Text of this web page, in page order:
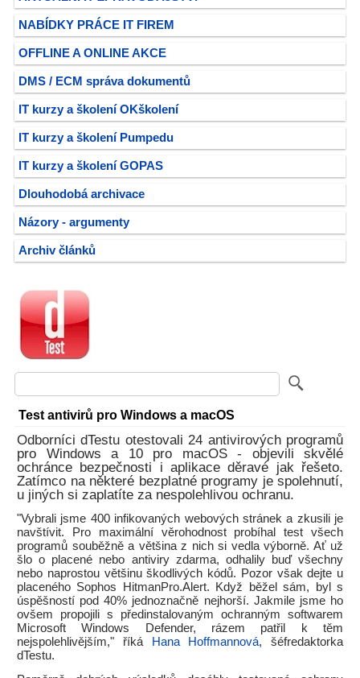
NABÍDKY PRÁCE IT FIREM
OFFLINE A ONLINE AKCE
DMS / ECM správa dokumentů
IT kurzy a školení OKškolení
IT kurzy a školení Pumpedu
IT kurzy a školení GOPAS
Dlouhodobá archivace
Názory - argumenty
Archiv článků
Test antivirů pro Windows a macOS
Odborníci dTestu otestovali 24 antivirových programů
pro Windows a 10 pro macOS - objevili skvělé
ochránce bezpečnosti i aplikace děravé jak řešeto.
Zatímco na některé bezplatné programy je spolehnutí,
u jiných si zaplatíte za nespolehlivou ochranu.
"Vybrali jsme 400 infikovaných webových stránek a zkusili je
navštívit. Pro maximální věrohodnost probíhal test všech
programů souběžně a většina z nich si vedla výborně. Ať už
šlo o placené nebo antiviry zdarma, odhalily buď všechny
nebo naprostou většinu škodlivých kódů. Pozor však dejte u
placeného Sophos HitmanPro.Alert. Když běžel sám, byl s
úspěšností pod 40% jednoznačně nejhorší. Jakmile jsme ho
ovšem propojili s předinstalovaným ochranným softwarem
Microsoft Windows Defender, rázem patřil k těm
nejspolehlivějším," říká
Hana Hoffmannová, šéfredaktorka
dTestu.